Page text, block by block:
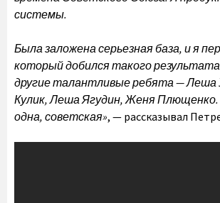
системы.
Была заложена серьезная база, и я
который добился такого
другие талантливые ребята — Леша
Кулик, Леша Ягудин, Женя Плющенко.
одна, советская», — рассказывал